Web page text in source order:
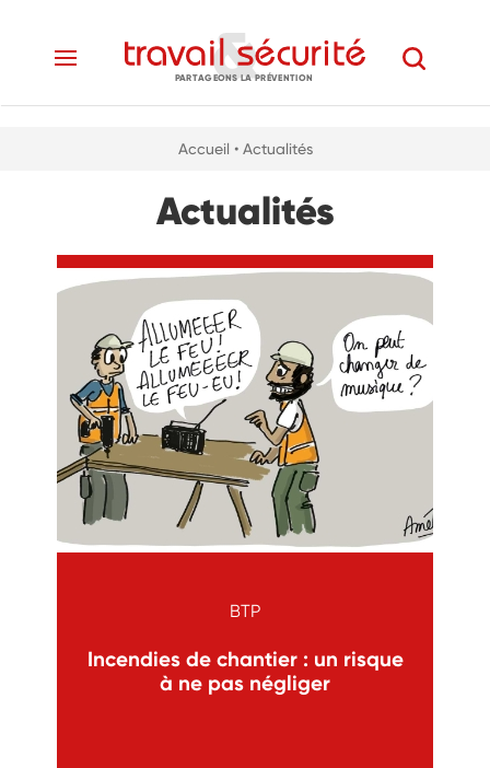
PARTAGEONS LA PRÉVENTION
Accueil • Actualités
Actualités
BTP
Incendies de chantier : un risque
à ne pas négliger